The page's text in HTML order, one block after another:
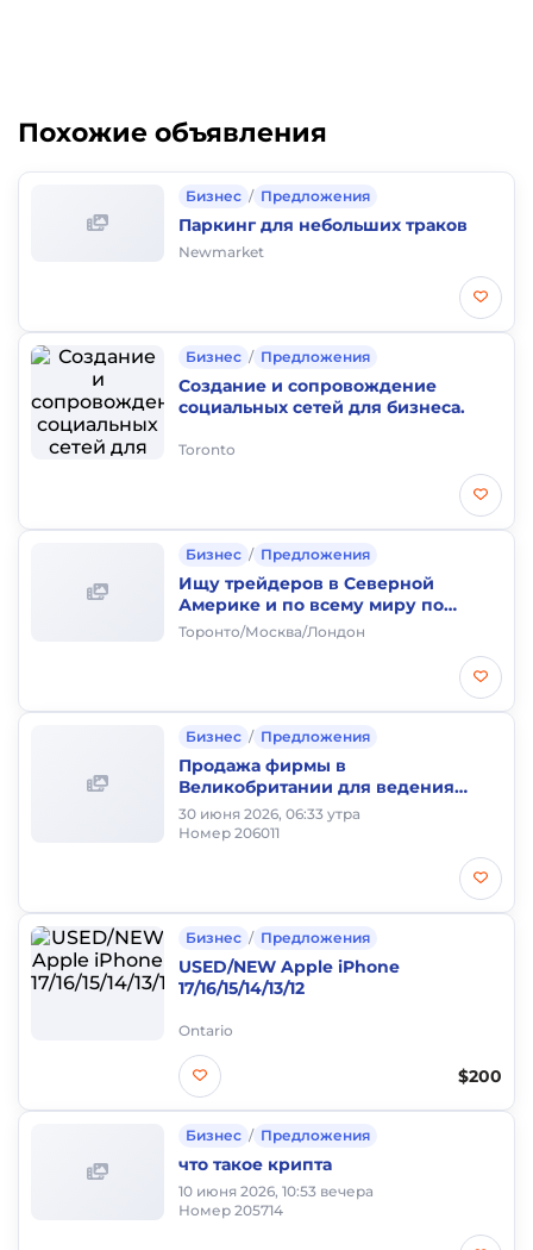
Похожие объявления
Бизнес / Предложения
Паркинг для небольших траков
Newmarket
Бизнес / Предложения
Создание и сопровождение
социальных сетей для бизнеса.
Toronto
Бизнес / Предложения
Ищу трейдеров в Северной
Америке и по всему миру по
топливу, газу, удобрению и др.
Торонто/Москва/Лондон
Бизнес / Предложения
Продажа фирмы в
Великобритании для ведения
бизнеса и ВНЖ/ПМЖ в
Великобритании
30 июня 2026, 06:33 утра
Номер 206011
Бизнес / Предложения
USED/NEW Apple iPhone
17/16/15/14/13/12
Ontario
$200
Бизнес / Предложения
что такое крипта
10 июня 2026, 10:53 вечера
Номер 205714